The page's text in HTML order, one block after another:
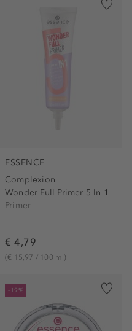
ESSENCE
Complexion
Wonder Full Primer 5 In 1
Primer
€ 4,79
(€ 15,97 / 100 ml)
-19%